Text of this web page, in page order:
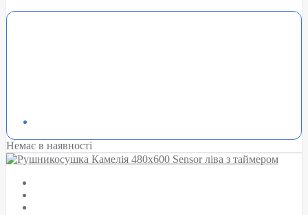
Немає в наявності